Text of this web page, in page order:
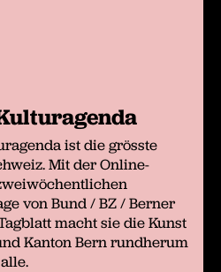
ist die grösste
Mit der Online-
von Bund / BZ / Berner
macht sie die Kunst
Kanton Bern rundherum